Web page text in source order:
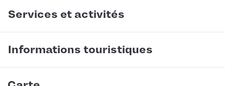
Services et activités
Informations touristiques